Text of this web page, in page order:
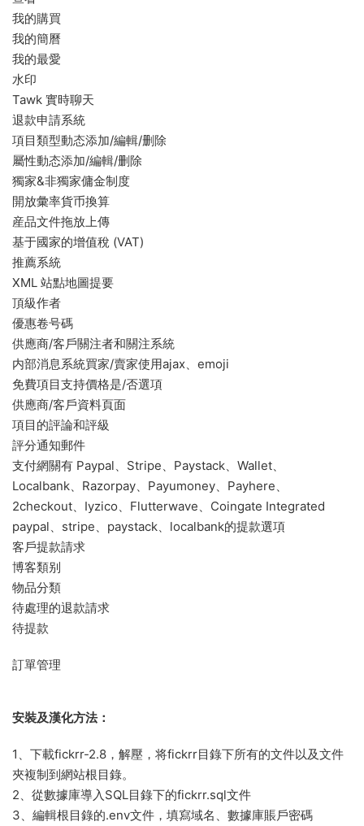
我的購買
我的簡曆
我的最愛
水印
Tawk 實時聊天
退款申請系統
項目類型動态添加/編輯/删除
屬性動态添加/編輯/删除
獨家&非獨家傭金制度
開放彙率貨币換算
産品文件拖放上傳
基于國家的增值稅 (VAT)
推薦系統
XML 站點地圖提要
頂級作者
優惠卷号碼
供應商/客戶關注者和關注系統
内部消息系統買家/賣家使用ajax、emoji
免費項目支持價格是/否選項
供應商/客戶資料頁面
項目的評論和評級
評分通知郵件
支付網關有 Paypal、Stripe、Paystack、Wallet、
Localbank、Razorpay、Payumoney、Payhere、
2checkout、Iyzico、Flutterwave、Coingate Integrated
paypal、stripe、paystack、localbank的提款選項
客戶提款請求
博客類别
物品分類
待處理的退款請求
待提款
訂單管理
安裝及漢化方法：
1、下載fickrr-2.8，解壓，将fickrr目錄下所有的文件以及文件
夾複制到網站根目錄。
2、從數據庫導入SQL目錄下的fickrr.sql文件
3、編輯根目錄的.env文件，填寫域名、數據庫賬戶密碼